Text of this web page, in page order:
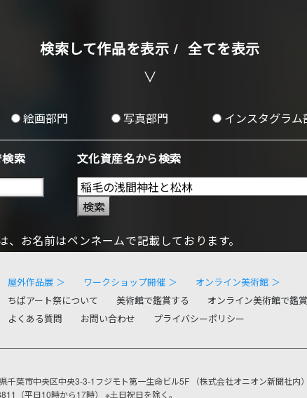
検索して作品を表示 / 全てを表示
絵画部門 写真部門 インスタグラム
索 文化資産名から検索
検索
、お名前はペンネームで記載しております。
屋外作品展 ＞ ワークショップ開催 ＞
オンライン美術館 ＞
ちばアート祭について
美術館で鑑賞する
オンライン美術館で鑑
よくある質問
お問い合わせ プライバシーポリシー
千葉市中央区中央3-3-1フジモト第一生命ビル5F
（株式会社オニオン新聞社内
（平日10時から17時） ※土日祝日を除く。